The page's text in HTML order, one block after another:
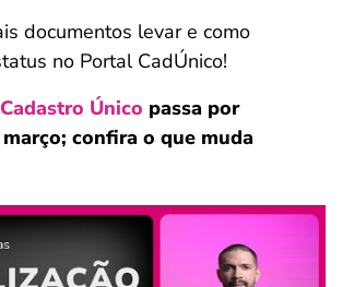
documentos levar e como
no Portal CadÚnico!
Cadastro Único passa por
confira o que muda